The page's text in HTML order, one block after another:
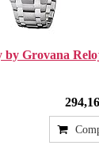
Grovana